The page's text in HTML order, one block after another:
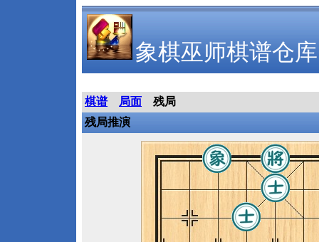
象棋巫师棋谱仓库
棋谱 局面
残局
残局推演